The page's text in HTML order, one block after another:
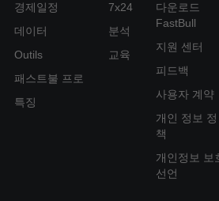
경제일정
데이터
Outils
패스트불 프로
특징
7x24
분석
교육
다운로드
FastBull
지원 센터
피드백
사용자 계약
개인 정보 정
책
개인정보 보
선언